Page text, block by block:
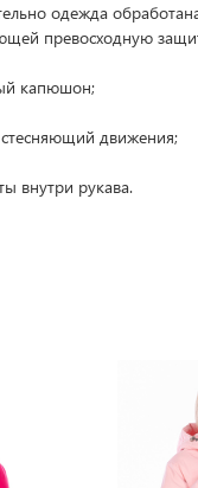
одежда
превосходную
капюшон;
движения;
внутри рукава.